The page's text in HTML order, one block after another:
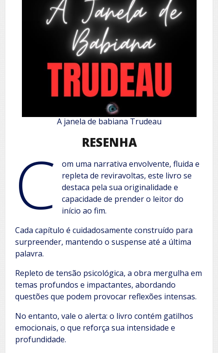
A janela de babiana Trudeau
RESENHA
C
om uma narrativa envolvente, fluida e
repleta de reviravoltas, este livro se
destaca pela sua originalidade e
capacidade de prender o leitor do
início ao fim.
Cada capítulo é cuidadosamente construído para
surpreender, mantendo o suspense até a última
palavra.
Repleto de tensão psicológica, a obra mergulha em
temas profundos e impactantes, abordando
questões que podem provocar reflexões intensas.
No entanto, vale o alerta: o livro contém gatilhos
emocionais, o que reforça sua intensidade e
profundidade.